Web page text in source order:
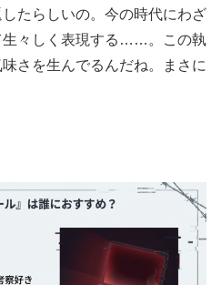
たらしいの。今の時代にわざ
生々しく表現する……。この執
さを生んでるんだね。まさに